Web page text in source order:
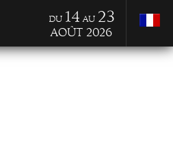
du 14 au 23
Août 2026